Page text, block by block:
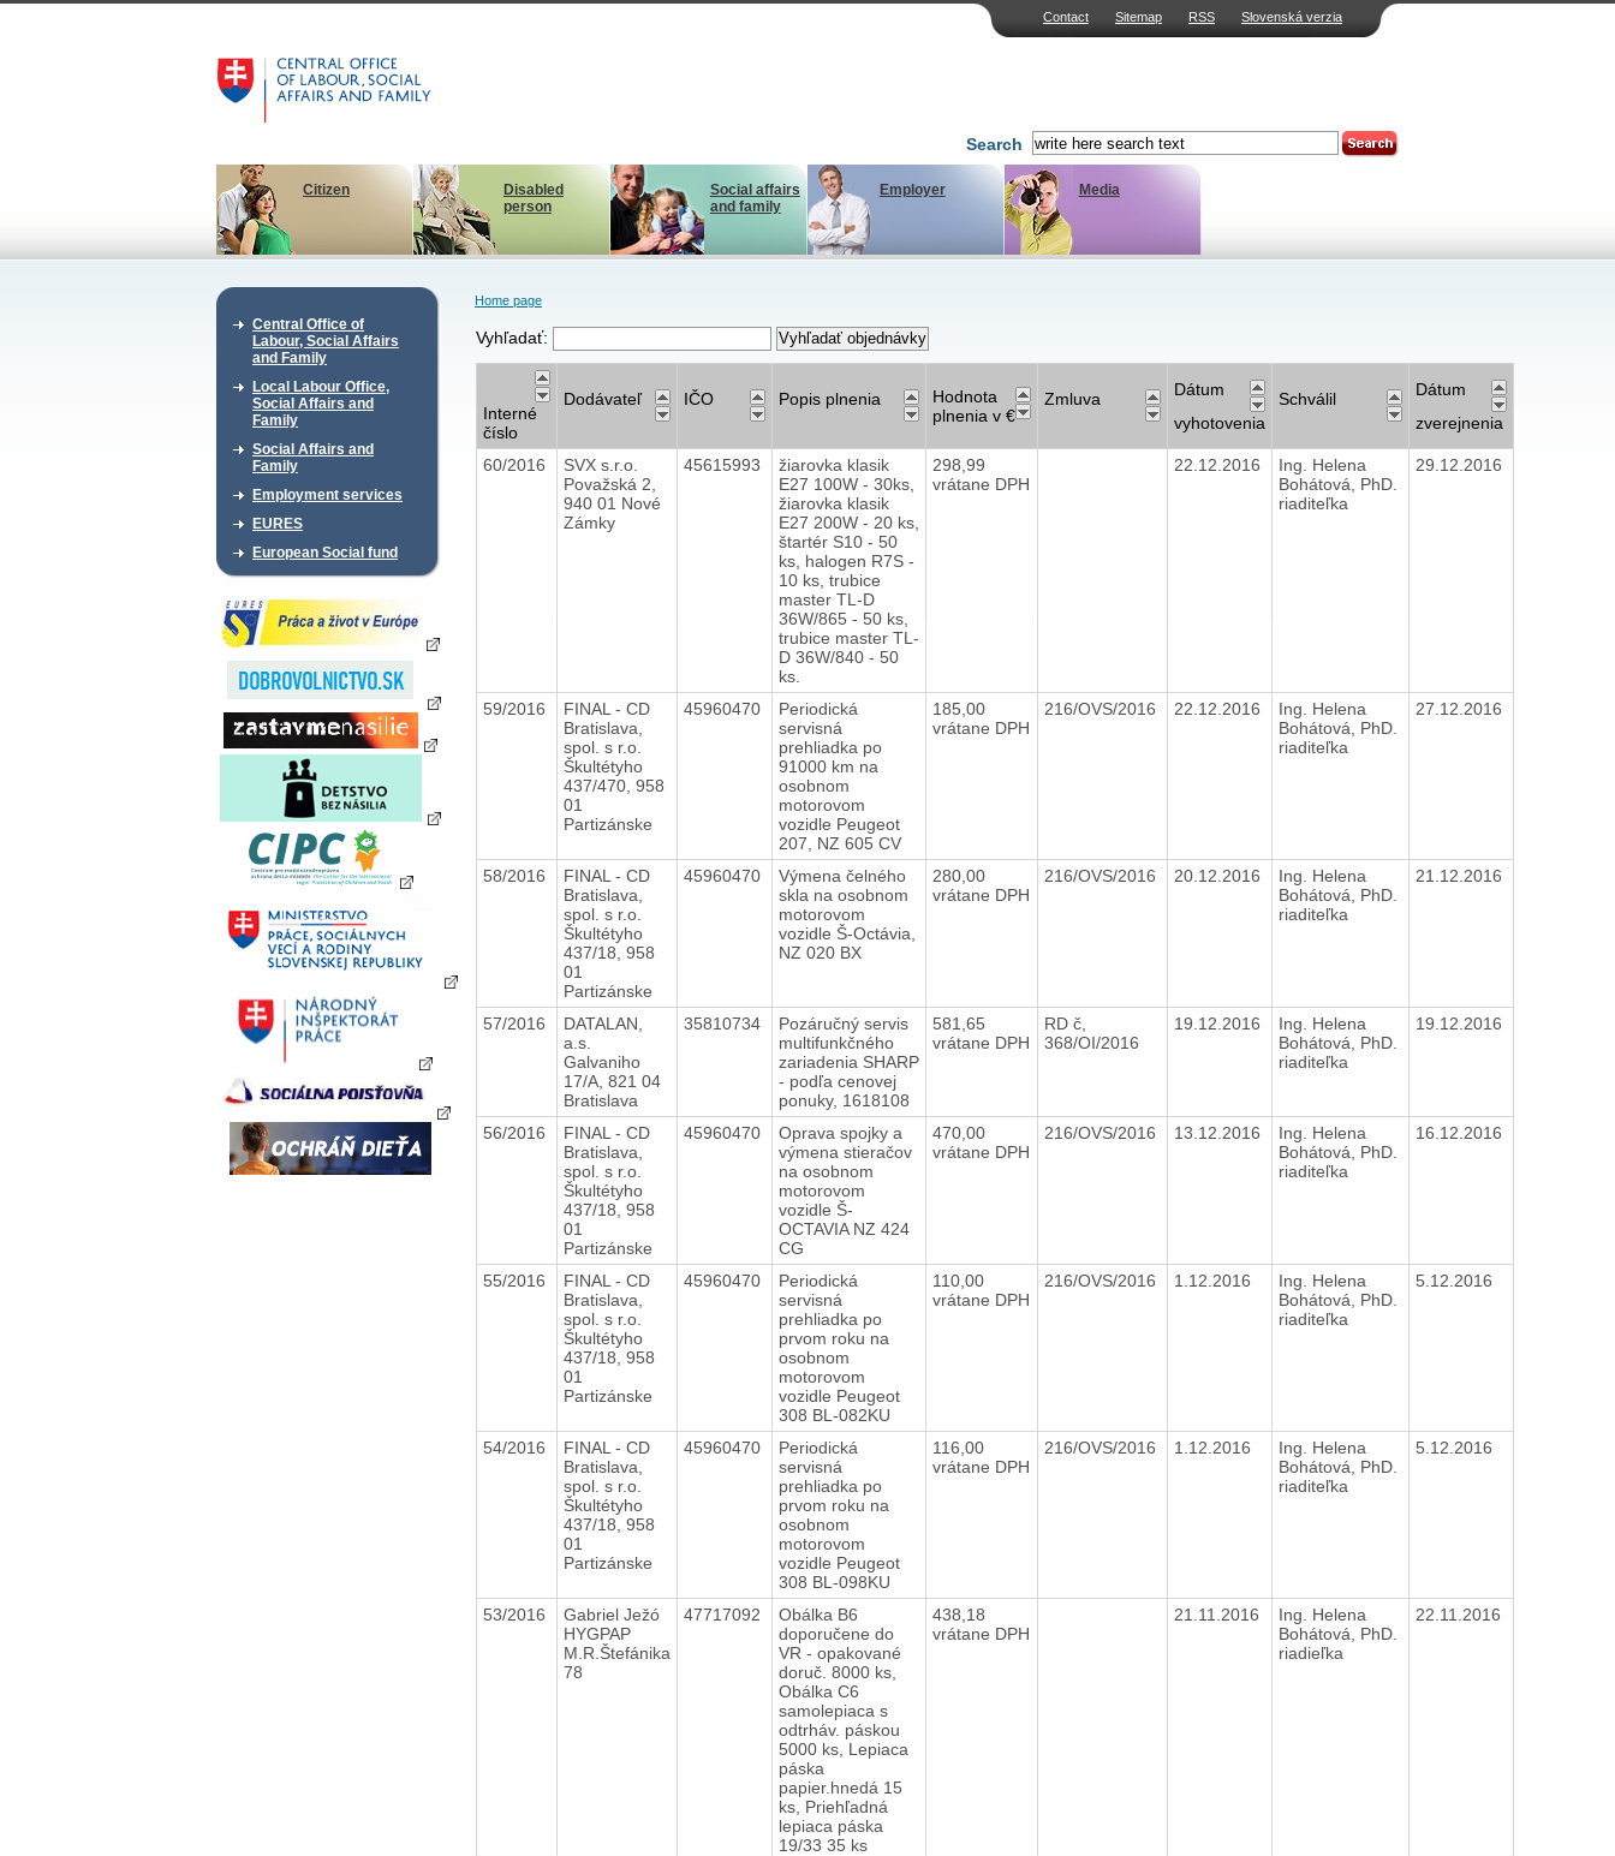
Contact Sitemap RSS Slovenská verzia
Search
Citizen
Disabled
person
Social affairs
and family
Employer Media
Central Office of
Labour, Social Affairs
and Family
Local Labour Office,
Social Affairs and
Family
Social Affairs and
Family
Employment services
EURES
European Social fund
Home page
Vyhľadať:
Interné
číslo
Dodávateľ IČO Popis plnenia
Hodnota
plnenia v €
Zmluva
Dátum
vyhotovenia
Schválil
Dátum
zverejnenia
60/2016
SVX s.r.o.
Považská 2,
940 01 Nové
Zámky
45615993
žiarovka klasik
E27 100W - 30ks,
žiarovka klasik
E27 200W - 20 ks,
štartér S10 - 50
ks, halogen R7S -
10 ks, trubice
master TL-D
36W/865 - 50 ks,
trubice master TL-
D 36W/840 - 50
ks.
298,99
vrátane DPH
22.12.2016
Ing. Helena
Bohátová, PhD.
riaditeľka
29.12.2016
59/2016
FINAL - CD
Bratislava,
spol. s r.o.
Škultétyho
437/470, 958
01
Partizánske
45960470
Periodická
servisná
prehliadka po
91000 km na
osobnom
motorovom
vozidle Peugeot
207, NZ 605 CV
185,00
vrátane DPH
216/OVS/2016 22.12.2016
Ing. Helena
Bohátová, PhD.
riaditeľka
27.12.2016
58/2016
FINAL - CD
Bratislava,
spol. s r.o.
Škultétyho
437/18, 958
01
Partizánske
45960470
Výmena čelného
skla na osobnom
motorovom
vozidle Š-Octávia,
NZ 020 BX
280,00
vrátane DPH
216/OVS/2016 20.12.2016
Ing. Helena
Bohátová, PhD.
riaditeľka
21.12.2016
57/2016
DATALAN,
a.s.
Galvaniho
17/A, 821 04
Bratislava
35810734
Pozáručný servis
multifunkčného
zariadenia SHARP
- podľa cenovej
ponuky, 1618108
581,65
vrátane DPH
RD č,
368/OI/2016
19.12.2016
Ing. Helena
Bohátová, PhD.
riaditeľka
19.12.2016
56/2016
FINAL - CD
Bratislava,
spol. s r.o.
Škultétyho
437/18, 958
01
Partizánske
45960470
Oprava spojky a
výmena stieračov
na osobnom
motorovom
vozidle Š-
OCTAVIA NZ 424
CG
470,00
vrátane DPH
216/OVS/2016 13.12.2016
Ing. Helena
Bohátová, PhD.
riaditeľka
16.12.2016
55/2016
FINAL - CD
Bratislava,
spol. s r.o.
Škultétyho
437/18, 958
01
Partizánske
45960470
Periodická
servisná
prehliadka po
prvom roku na
osobnom
motorovom
vozidle Peugeot
308 BL-082KU
110,00
vrátane DPH
216/OVS/2016 1.12.2016
Ing. Helena
Bohátová, PhD.
riaditeľka
5.12.2016
54/2016
FINAL - CD
Bratislava,
spol. s r.o.
Škultétyho
437/18, 958
01
Partizánske
45960470
Periodická
servisná
prehliadka po
prvom roku na
osobnom
motorovom
vozidle Peugeot
308 BL-098KU
116,00
vrátane DPH
216/OVS/2016 1.12.2016
Ing. Helena
Bohátová, PhD.
riaditeľka
5.12.2016
53/2016
Gabriel Ježó
HYGPAP
M.R.Štefánika
78
47717092
Obálka B6
doporučene do
VR - opakované
doruč. 8000 ks,
Obálka C6
samolepiaca s
odtrháv. páskou
5000 ks, Lepiaca
páska
papier.hnedá 15
ks, Priehľadná
lepiaca páska
19/33 35 ks
438,18
vrátane DPH
21.11.2016
Ing. Helena
Bohátová, PhD.
riadieľka
22.11.2016